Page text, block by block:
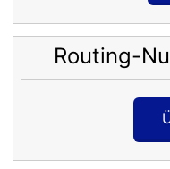
Routing-